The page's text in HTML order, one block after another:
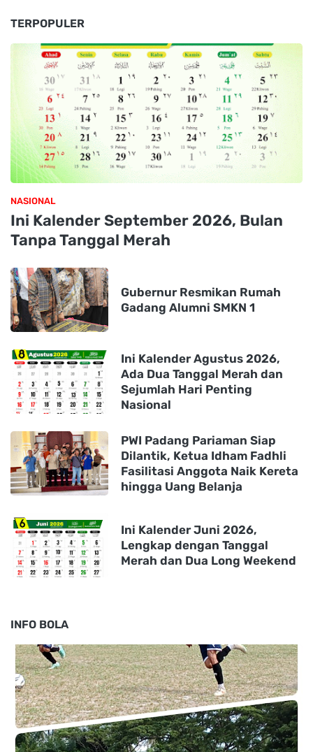
TERPOPULER
NASIONAL
Ini Kalender September 2026, Bulan
Tanpa Tanggal Merah
Gubernur Resmikan Rumah
Gadang Alumni SMKN 1
Ini Kalender Agustus 2026,
Ada Dua Tanggal Merah dan
Sejumlah Hari Penting
Nasional
PWI Padang Pariaman Siap
Dilantik, Ketua Idham Fadhli
Fasilitasi Anggota Naik Kereta
hingga Uang Belanja
Ini Kalender Juni 2026,
Lengkap dengan Tanggal
Merah dan Dua Long Weekend
INFO BOLA